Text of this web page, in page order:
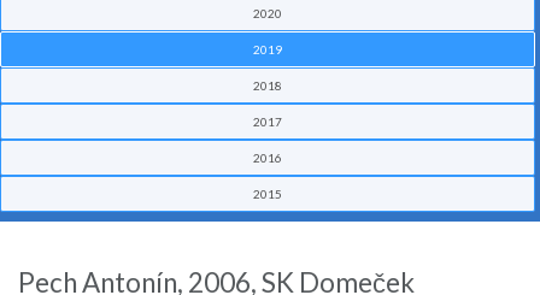
2020
2019
2018
2017
2016
2015
Pech Antonín, 2006, SK Domeček